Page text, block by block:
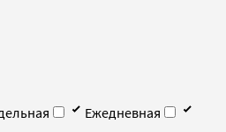
Ежедневная